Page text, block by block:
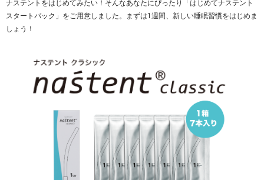
ナステントをはじめてみたい！そんなあなたにぴったり「はじめてナステント
スタートパック」をご用意しました。まずは1週間、新しい睡眠習慣をはじめま
しょう！